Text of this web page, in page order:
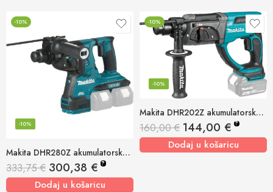
-10%
Makita DHR280Z akumulatorska bušilica čekić 18+18v, sds-plus
-10%
333,75€ 300,38 € ?
Dodaj u košaricu
-10%
Makita DHR202Z akumulatorska bušilica-čekić
-10%
160,00€ 144,00 € ?
Dodaj u košaricu